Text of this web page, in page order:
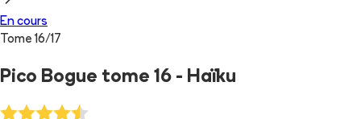
En cours
Tome 16/17
Pico Bogue tome 16 - Haïku